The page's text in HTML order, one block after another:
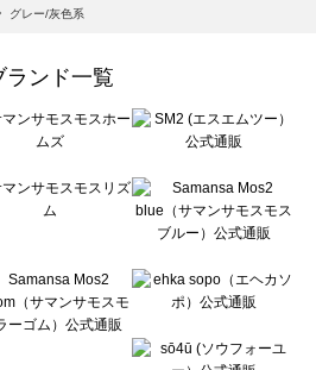
モス ブルー）のアウター一覧
一覧
ック）のアウター一覧
ウター一覧
）のアウター一覧
ター一覧
グレー/灰色系
ランド一覧